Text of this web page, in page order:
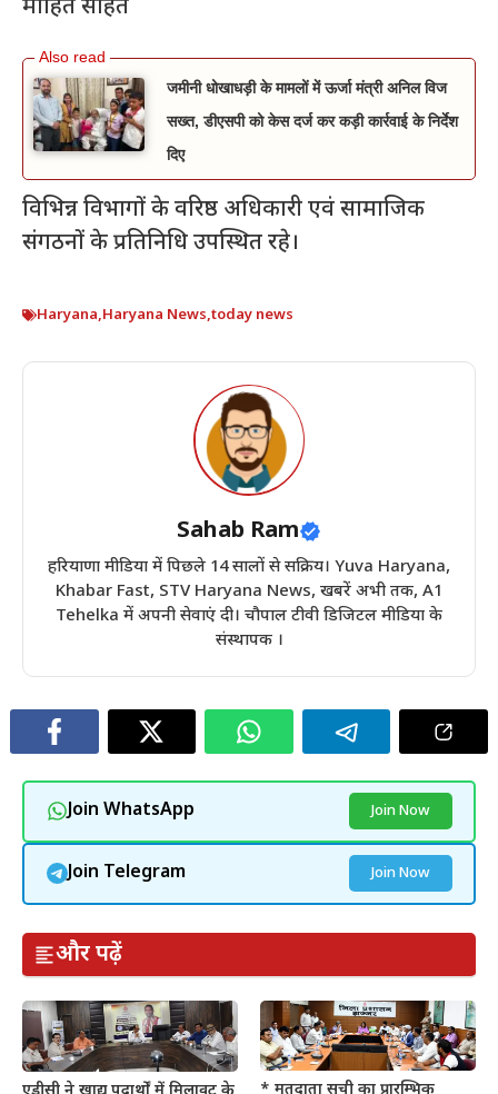
मोहित सहित
जमीनी धोखाधड़ी के मामलों में ऊर्जा मंत्री अनिल विज
सख्त, डीएसपी को केस दर्ज कर कड़ी कार्रवाई के निर्देश
दिए
विभिन्न विभागों के वरिष्ठ अधिकारी एवं सामाजिक
संगठनों के प्रतिनिधि उपस्थित रहे।
Haryana,Haryana News,today news
Sahab Ram
हरियाणा मीडिया में पिछले 14 सालों से सक्रिय। Yuva Haryana,
Khabar Fast, STV Haryana News, खबरें अभी तक, A1
Tehelka में अपनी सेवाएं दी। चौपाल टीवी डिजिटल मीडिया के
संस्थापक ।
Join WhatsApp Join Now
Join Telegram Join Now
और पढ़ें